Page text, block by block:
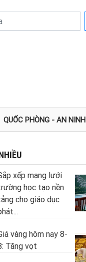
QUỐC PHÒNG - AN NINH
xếp mạng lưới
học tạo nền
cho giáo dục
vàng hôm nay 8-
Tăng vọt